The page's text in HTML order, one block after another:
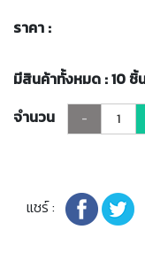
ราคา :
มีสินค้าทั้งหมด : 10 ชิ้
จำนวน
-
แชร์ :